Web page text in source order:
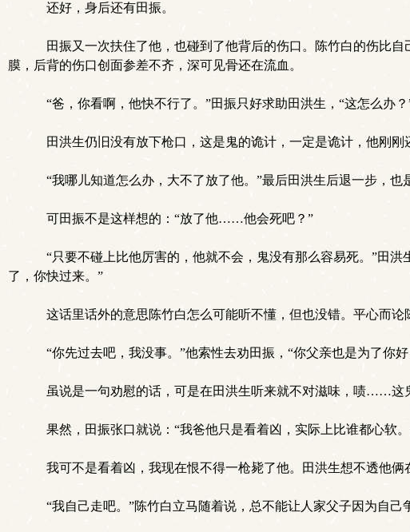
还好，身后还有田振。
田振又一次扶住了他，也碰到了他背后的伤口。陈竹白的伤比自
膜，后背的伤口创面参差不齐，深可见骨还在流血。
“爸，你看啊，他快不行了。”田振只好求助田洪生，“这怎么办？
田洪生仍旧没有放下枪口，这是鬼的诡计，一定是诡计，他刚刚
“我哪儿知道怎么办，大不了放了他。”最后田洪生后退一步，也
可田振不是这样想的：“放了他……他会死吧？”
“只要不碰上比他厉害的，他就不会，鬼没有那么容易死。”田
了，你快过来。”
这话里话外的意思陈竹白怎么可能听不懂，但也没错。平心而论
“你先过去吧，我没事。”他索性去劝田振，“你父亲也是为了你
虽说是一句劝慰的话，可是在田洪生听来就不对滋味，啧……这
果然，田振张口就说：“我爸他只是看着凶，实际上比谁都心软
我可不是看着凶，我现在恨不得一枪毙了他。田洪生想不透他
“我自己走吧。”陈竹白立马随着说，总不能让人家父子因为自己